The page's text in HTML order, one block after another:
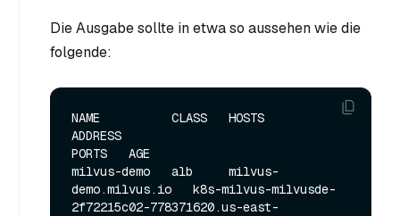
Die Ausgabe sollte in etwa so aussehen wie die
folgende:
NAME          CLASS   HOSTS
ADDRESS
PORTS   AGE
milvus-demo   alb     milvus-
demo.milvus.io   k8s-milvus-milvusde-
2f72215c02-778371620.us-east-